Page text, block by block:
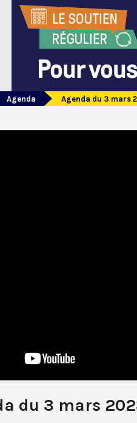
Agenda Agenda du 3 mars
du 3 mars